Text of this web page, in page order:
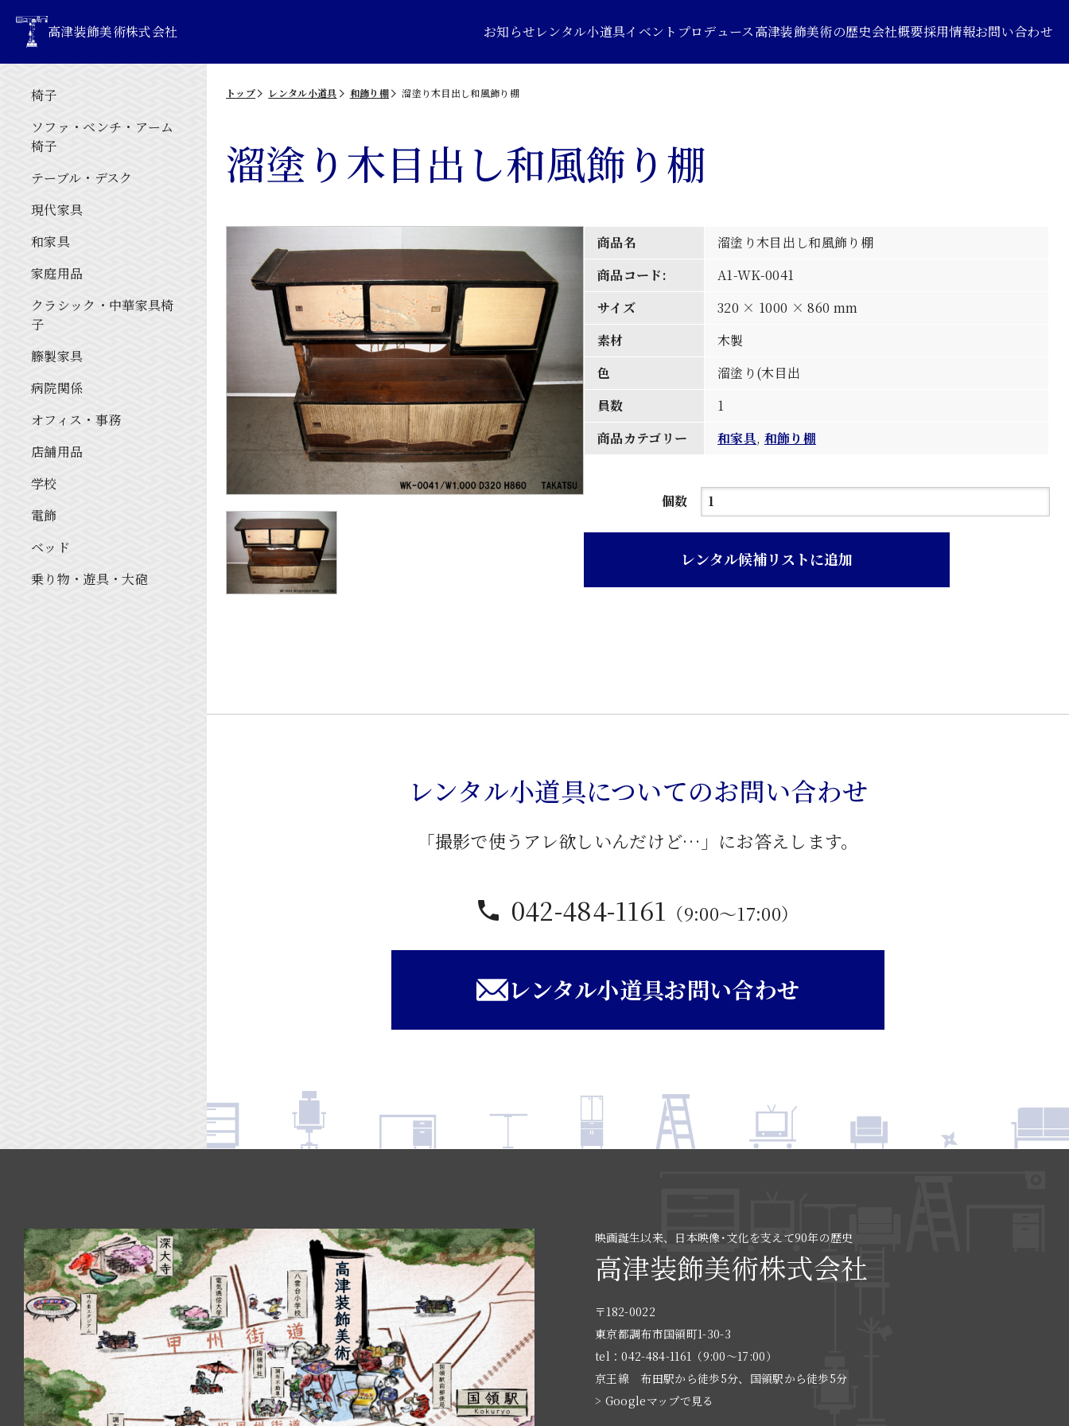
高津装飾美術株式会社 お知らせレンタル小道具イベントプロデュース高津装飾美術の歴史会社概要採用情報お問い合わせ
椅子
ソファ・ベンチ・アーム
椅子
テーブル・デスク
現代家具
和家具
家庭用品
クラシック・中華家具椅
子
籐製家具
病院関係
オフィス・事務
店舗用品
学校
電飾
ベッド
乗り物・遊具・大砲
トップ レンタル小道具 和飾り棚 溜塗り木目出し和風飾り棚
溜塗り木目出し和風飾り棚
商品名
溜塗り木目出し和風飾り棚
商品コード:
A1-WK-0041
サイズ
320 × 1000 × 860 mm
素材
木製
色
溜塗り(木目出
員数
1
商品カテゴリー
和家具, 和飾り棚
個数
溜
棚
個
レンタル候補リストに追加
レンタル小道具についてのお問い合わせ
「撮影で使うアレ欲しいんだけど…」にお答えします。
042-484-1161 （9:00〜17:00）
レンタル小道具お問い合わせ
映画誕生以来、日本映像･文化を支えて90年の歴史
高津装飾美術株式会社
〒182-0022
東京都調布市国領町1-30-3
tel：042-484-1161（9:00〜17:00）
京王線 布田駅から徒歩5分、国領駅から徒歩5分
> Googleマップで見る